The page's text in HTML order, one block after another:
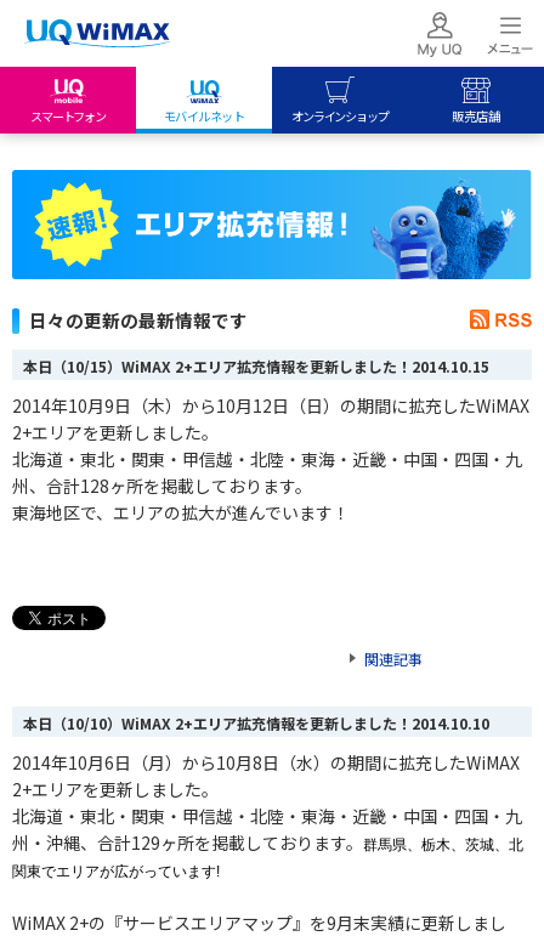
スマートフォン モバイルネット オンラインショップ 販売店舗
My UQ mobile
UQ mobile
UQ WiMAX
UQ WiMAX
日々の更新の最新情報です
本日（10/15）WiMAX 2+エリア拡充情報を更新しました！ 2014.10.15
2014年10月9日（木）から10月12日（日）の期間に拡充したWiMAX
2+エリアを更新しました。
北海道・東北・関東・甲信越・北陸・東海 ・ 近畿・中国・四国・九
州、合計128ヶ所を掲載しております。
東海地区で、エリアの拡大が進んでいます！
関連記事
本日（10/10）WiMAX 2+エリア拡充情報を更新しました！ 2014.10.10
2014年10月6日（月）から10月8日（水）の期間に拡充したWiMAX
2+エリアを更新しました。
北海道・東北・関東・甲信越・北陸・東海 ・ 近畿・中国・四国・九
州・沖縄、合計129ヶ所を掲載しております。 群馬県、 栃木、 茨城、 北
関東でエリアが広がっています!
WiMAX 2+の『サービスエリアマップ』を9月末実績に更新しまし